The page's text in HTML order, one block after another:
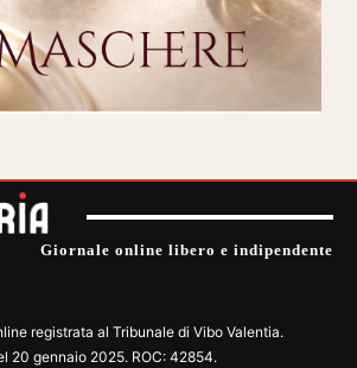
Giornale online libero e indipendente
registrata al Tribunale di Vibo Valentia.
20 gennaio 2025. ROC: 42854.